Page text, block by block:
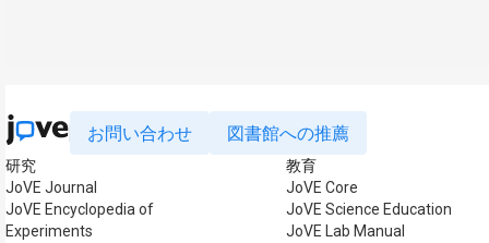
お問い合わせ 図書館への推薦
研究
JoVE Journal
JoVE Encyclopedia of
Experiments
教育
JoVE Core
JoVE Science Education
JoVE Lab Manual